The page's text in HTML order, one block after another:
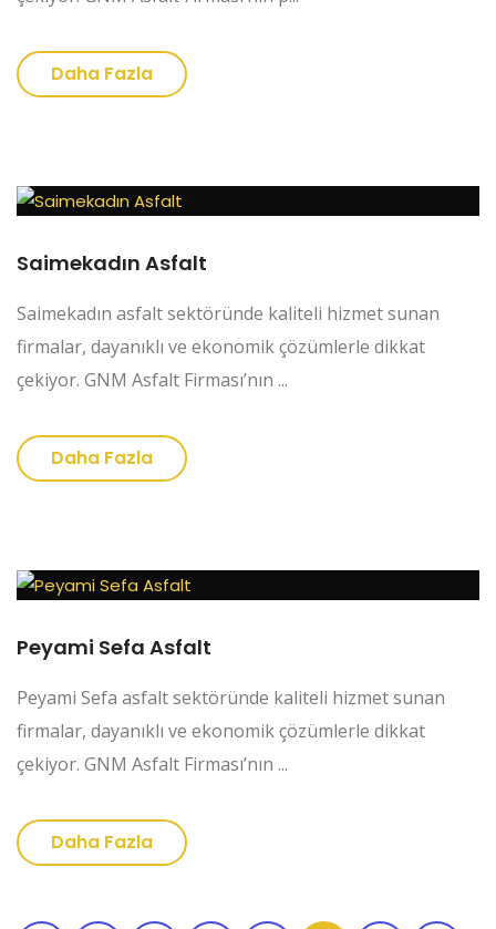
Daha Fazla
Saimekadın Asfalt
Saimekadın asfalt sektöründe kaliteli hizmet sunan
firmalar, dayanıklı ve ekonomik çözümlerle dikkat
çekiyor. GNM Asfalt Firması’nın ...
Daha Fazla
Peyami Sefa Asfalt
Peyami Sefa asfalt sektöründe kaliteli hizmet sunan
firmalar, dayanıklı ve ekonomik çözümlerle dikkat
çekiyor. GNM Asfalt Firması’nın ...
Daha Fazla